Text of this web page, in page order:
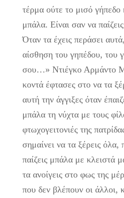
τέρμα ούτε το μισό γήπεδο
μπάλα. Είναι σαν να
Όταν τα έχεις περάσει
αίσθηση του γηπέδου, του
σου…» Ντιέγκο Αρμάντο
κοντά έφτασες στο να τα
αυτή την άγγιξες όταν
μπάλα τη νύχτα με τους
φτωχογειτονιές της
σημαίνει να τα ξέρεις όλα,
παίζεις μπάλα με κλειστά
τα ανοίγεις στο φως της
που δεν βλέπουν οι άλλοι,